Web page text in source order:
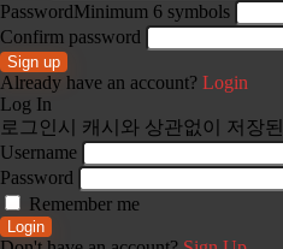
PasswordMinimum 6 symbols
Confirm password
Sign up
Already have an account? Login
Log In
로그인시 캐시와 상관없이 저장
Username
Password
Remember me
Login